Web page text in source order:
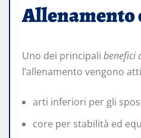
Allenamento
Uno dei principali benefici
l’allenamento vengono
arti inferiori per gli
core per stabilità ed